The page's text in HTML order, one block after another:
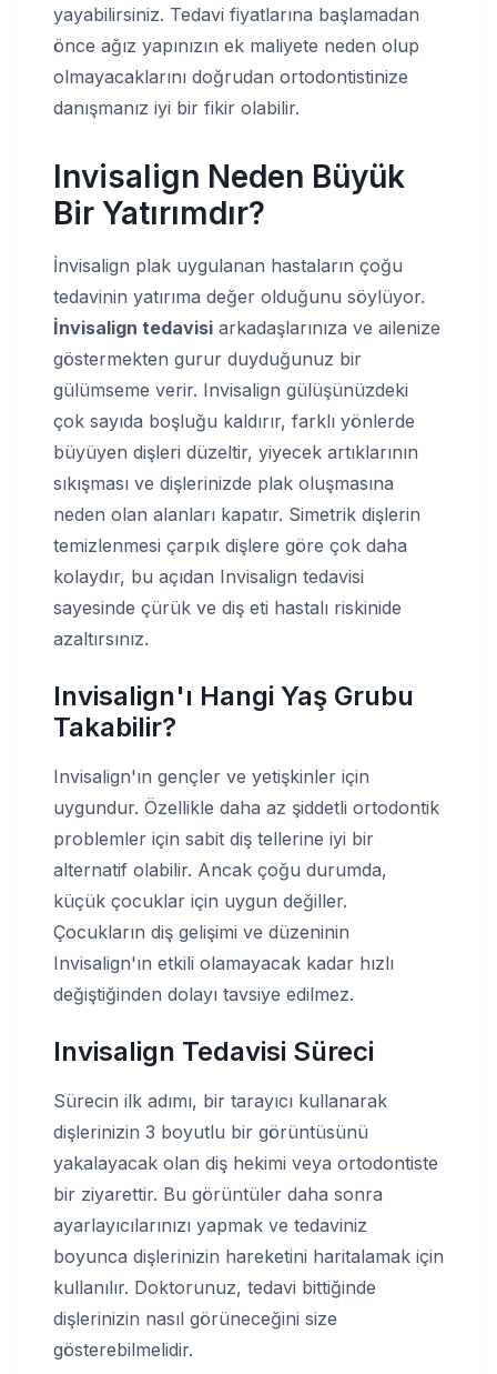
yayabilirsiniz. Tedavi fiyatlarına başlamadan
önce ağız yapınızın ek maliyete neden olup
olmayacaklarını doğrudan ortodontistinize
danışmanız iyi bir fikir olabilir.
Invisalign Neden Büyük
Bir Yatırımdır?
İnvisalign plak uygulanan hastaların çoğu
tedavinin yatırıma değer olduğunu söylüyor.
İnvisalign tedavisi arkadaşlarınıza ve ailenize
göstermekten gurur duyduğunuz bir
gülümseme verir. Invisalign gülüşünüzdeki
çok sayıda boşluğu kaldırır, farklı yönlerde
büyüyen dişleri düzeltir, yiyecek artıklarının
sıkışması ve dişlerinizde plak oluşmasına
neden olan alanları kapatır. Simetrik dişlerin
temizlenmesi çarpık dişlere göre çok daha
kolaydır, bu açıdan Invisalign tedavisi
sayesinde çürük ve diş eti hastalı riskinide
azaltırsınız.
Invisalign'ı Hangi Yaş Grubu
Takabilir?
Invisalign'ın gençler ve yetişkinler için
uygundur. Özellikle daha az şiddetli ortodontik
problemler için sabit diş tellerine iyi bir
alternatif olabilir. Ancak çoğu durumda,
küçük çocuklar için uygun değiller.
Çocukların diş gelişimi ve düzeninin
Invisalign'ın etkili olamayacak kadar hızlı
değiştiğinden dolayı tavsiye edilmez.
Invisalign Tedavisi Süreci
Sürecin ilk adımı, bir tarayıcı kullanarak
dişlerinizin 3 boyutlu bir görüntüsünü
yakalayacak olan diş hekimi veya ortodontiste
bir ziyarettir. Bu görüntüler daha sonra
ayarlayıcılarınızı yapmak ve tedaviniz
boyunca dişlerinizin hareketini haritalamak için
kullanılır. Doktorunuz, tedavi bittiğinde
dişlerinizin nasıl görüneceğini size
gösterebilmelidir.